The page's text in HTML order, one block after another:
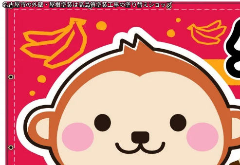
名古屋市の外壁・屋根塗装は高品質塗装工事の塗り替えショップ